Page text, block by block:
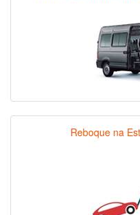
Reboque na